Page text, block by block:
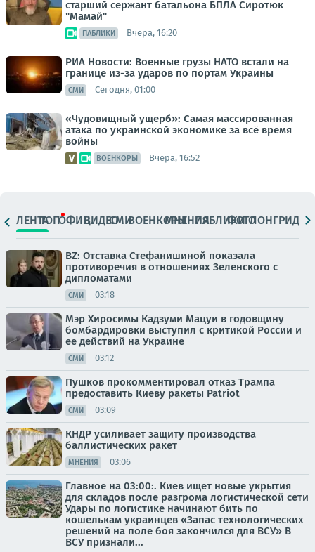
старший сержант батальона БПЛА Сиротюк
"Мамай"
ПАБЛИКИ Вчера, 16:20
РИА Новости: Военные грузы НАТО встали на
границе из-за ударов по портам Украины
СМИ Сегодня, 01:00
«Чудовищный ущерб»: Самая массированная
атака по украинской экономике за всё время
войны
ВОЕНКОРЫ Вчера, 16:52
ЛЕНТАТОПОФИЦ.ВИДЕОСМИВОЕНКОРЫМНЕНИЯПАБЛИКИ
ФОТОЛОНГРИДЫ
BZ: Отставка Стефанишиной показала
противоречия в отношениях Зеленского с
дипломатами
СМИ 03:18
Мэр Хиросимы Кадзуми Мацуи в годовщину
бомбардировки выступил с критикой России и
ее действий на Украине
СМИ 03:12
Пушков прокомментировал отказ Трампа
предоставить Киеву ракеты Patriot
СМИ 03:09
КНДР усиливает защиту производства
баллистических ракет
МНЕНИЯ 03:06
Главное на 03:00:. Киев ищет новые укрытия
для складов после разгрома логистической сети
Удары по логистике начинают бить по
кошелькам украинцев «Запас технологических
решений на поле боя закончился для ВСУ» В
ВСУ признали...